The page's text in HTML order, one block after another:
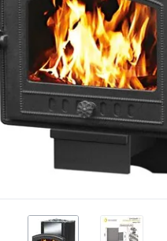
печь ВЕЗУВИЙ Легенда
12 (261)
руб.